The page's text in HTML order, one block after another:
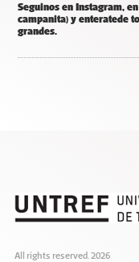
Seguinos en Instagram,
campanita) y enteratede
grandes.
All rights reserved. 2026